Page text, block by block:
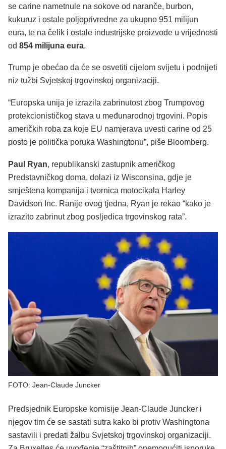
se carine nametnule na sokove od naranče, burbon,
kukuruz i ostale poljoprivredne za ukupno 951 milijun
eura, te na čelik i ostale industrijske proizvode u vrijednosti
od 854 milijuna eura.
Trump je obećao da će se osvetiti cijelom svijetu i podnijeti
niz tužbi Svjetskoj trgovinskoj organizaciji.
“Europska unija je izrazila zabrinutost zbog Trumpovog
protekcionističkog stava u međunarodnoj trgovini. Popis
američkih roba za koje EU namjerava uvesti carine od 25
posto je politička poruka Washingtonu”, piše Bloomberg.
Paul Ryan, republikanski zastupnik američkog
Predstavničkog doma, dolazi iz Wisconsina, gdje je
smještena kompanija i tvornica motocikala Harley
Davidson Inc. Ranije ovog tjedna, Ryan je rekao “kako je
izrazito zabrinut zbog posljedica trgovinskog rata”.
FOTO: Jean-Claude Juncker
Predsjednik Europske komisije Jean-Claude Juncker i
njegov tim će se sastati sutra kako bi protiv Washingtona
sastavili i predati žalbu Svjetskoj trgovinskoj organizaciji.